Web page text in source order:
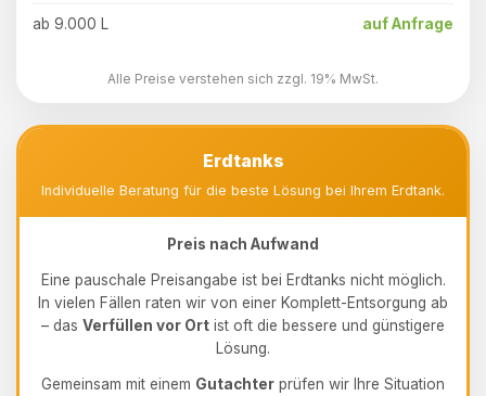
ab 9.000 L auf Anfrage
Alle Preise verstehen sich zzgl. 19% MwSt.
Erdtanks
Individuelle Beratung für die beste Lösung bei Ihrem Erdtank.
Preis nach Aufwand
Eine pauschale Preisangabe ist bei Erdtanks nicht möglich.
In vielen Fällen raten wir von einer Komplett-Entsorgung ab
– das Verfüllen vor Ort ist oft die bessere und günstigere
Lösung.
Gemeinsam mit einem Gutachter prüfen wir Ihre Situation